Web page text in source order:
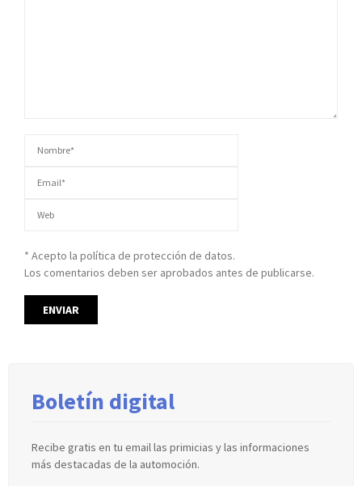
* Acepto la política de protección de datos.
Los comentarios deben ser aprobados antes de publicarse.
Boletín digital
Recibe gratis en tu email las primicias y las informaciones
más destacadas de la automoción.